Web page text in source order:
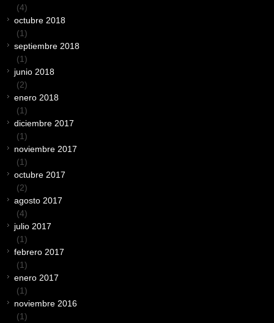
(4)
octubre 2018
(1)
septiembre 2018
(1)
junio 2018
(2)
enero 2018
(1)
diciembre 2017
(1)
noviembre 2017
(1)
octubre 2017
(2)
agosto 2017
(4)
julio 2017
(1)
febrero 2017
(1)
enero 2017
(1)
noviembre 2016
(1)